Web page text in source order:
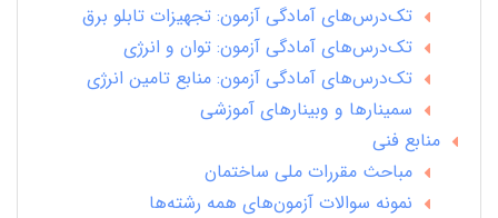
تک‌درس‌های آمادگی آزمون: تجهیزات تابلو برق
تک‌درس‌های آمادگی آزمون: توان و انرژی
تک‌درس‌های آمادگی آزمون: منابع تامین انرژی
سمینارها و وبینارهای آموزشی
منابع فنی
مباحث مقررات ملی ساختمان
نمونه سوالات آزمون‌های همه رشته‌ها